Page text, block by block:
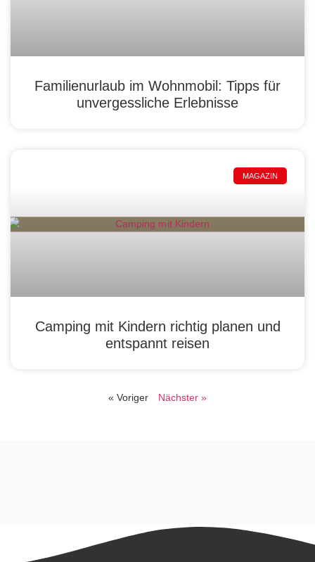
Familienurlaub im Wohnmobil: Tipps für
unvergessliche Erlebnisse
MAGAZIN
Camping mit Kindern richtig planen und
entspannt reisen
« Voriger Nächster »